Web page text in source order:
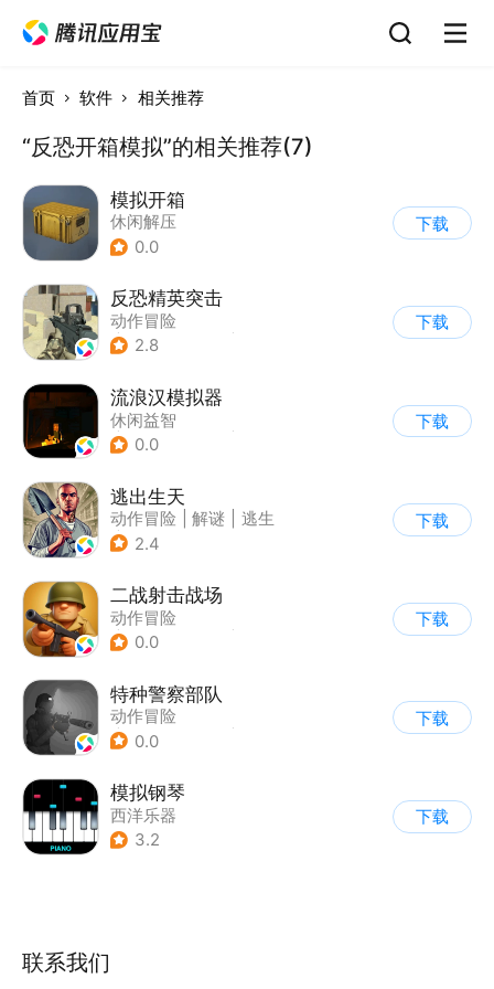
首页 软件 相关推荐
“反恐开箱模拟”的相关推荐(7)
模拟开箱
休闲解压
0.0
下载
反恐精英突击
动作冒险
| 第一人称射击
2.8
下载
流浪汉模拟器
休闲益智
| 第一人称射击
0.0
下载
逃出生天
动作冒险 解谜
逃生
| 剧情
2.4
下载
二战射击战场
动作冒险
| 第一人称射击
0.0
下载
特种警察部队
动作冒险
| 第一人称射击
0.0
下载
模拟钢琴
西洋乐器
3.2
下载
联系我们